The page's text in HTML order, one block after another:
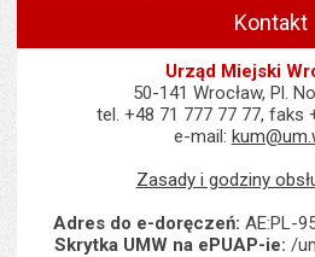
Kontakt
Urząd Miejski
50-141 Wrocław, Pl.
tel. +48 71 777 77 77, faks
e-mail:
Zasady i godziny
Adres do e-doręczeń: AE:PL-
Skrytka UMW na ePUAP-ie: /